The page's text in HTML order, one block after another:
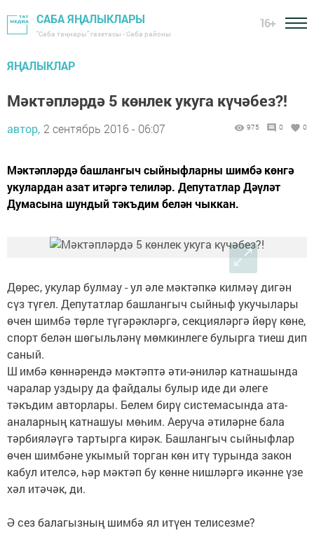
САБА ЯҢАЛЫКЛАРЫ
"Саба таңнары" газетасы - Саба районы
16+
ЯҢАЛЫКЛАР
Мәктәпләрдә 5 көнлек укуга күчәбез?!
автор, 2 сентябрь 2016 - 06:07 975 0 0
Мәктәпләрдә башлангыч сыйныфларны шимбә көнгә
укулардан азат итәргә телиләр. Депутатлар Дәүләт
Думасына шундый тәкъдим белән чыккан.
Дөрес, укулар булмау - ул әле мәктәпкә килмәү дигән
сүз түгел. Депутатлар башлангыч сыйныф укучылары
өчен шимбә төрле түгәрәкләргә, секцияләргә йөрү көне,
спорт белән шөгыльләнү мөмкинлеге булырга тиеш дип
саный.
Ш имбә көннәрендә мәктәптә әти-­әниләр катнашында
чаралар уздыру да файдалы булыр иде ди әлеге
тәкъдим авторлары. Белем бирү системасында ата-
аналарның катнашуы мөһим. Аеруча әтиләрне бала
тәрбияләүгә тартырга кирәк. Башлангыч сыйныфлар
өчен шимбәне укымый торган көн итү турында закон
кабул ителсә, һәр мәктәп бу көнне нишләргә икәнне үзе
хәл итәчәк, ди.
Ә сез балагызның шимбә ял итүен телисезме?